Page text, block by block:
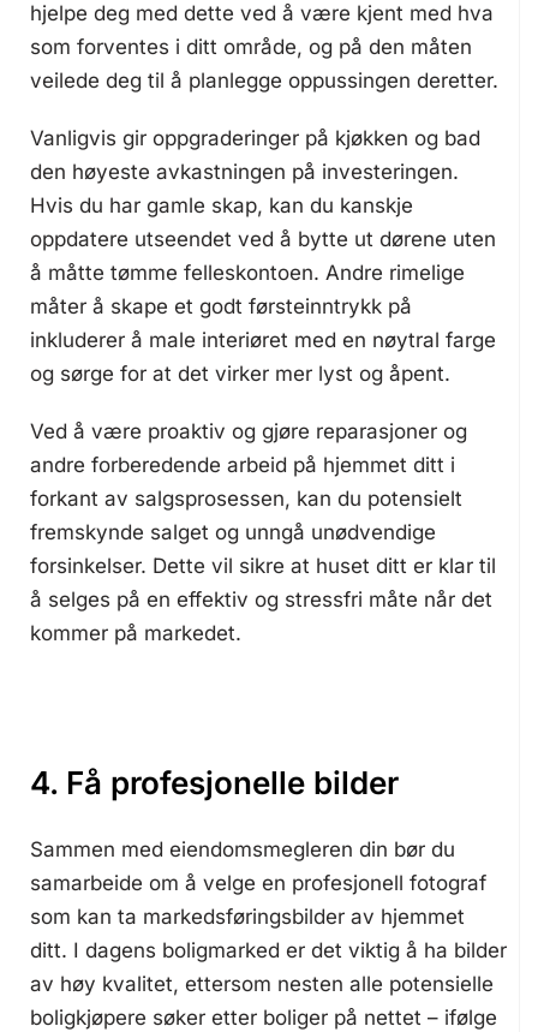
hjelpe deg med dette ved å være kjent med hva
som forventes i ditt område, og på den måten
veilede deg til å planlegge oppussingen deretter.
Vanligvis gir oppgraderinger på kjøkken og bad
den høyeste avkastningen på investeringen.
Hvis du har gamle skap, kan du kanskje
oppdatere utseendet ved å bytte ut dørene uten
å måtte tømme felleskontoen. Andre rimelige
måter å skape et godt førsteinntrykk på
inkluderer å male interiøret med en nøytral farge
og sørge for at det virker mer lyst og åpent.
Ved å være proaktiv og gjøre reparasjoner og
andre forberedende arbeid på hjemmet ditt i
forkant av salgsprosessen, kan du potensielt
fremskynde salget og unngå unødvendige
forsinkelser. Dette vil sikre at huset ditt er klar til
å selges på en effektiv og stressfri måte når det
kommer på markedet.
4. Få profesjonelle bilder
Sammen med eiendomsmegleren din bør du
samarbeide om å velge en profesjonell fotograf
som kan ta markedsføringsbilder av hjemmet
ditt. I dagens boligmarked er det viktig å ha bilder
av høy kvalitet, ettersom nesten alle potensielle
boligkjøpere søker etter boliger på nettet – ifølge